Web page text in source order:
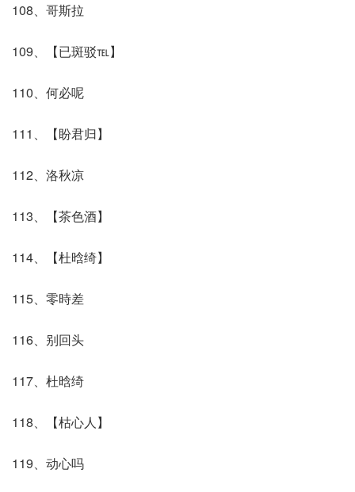
108、哥斯拉
109、【已斑驳℡】
110、何必呢
111、【盼君归】
112、洛秋凉
113、【茶色酒】
114、【杜晗绮】
115、零時差
116、别回头
117、杜晗绮
118、【枯心人】
119、动心吗